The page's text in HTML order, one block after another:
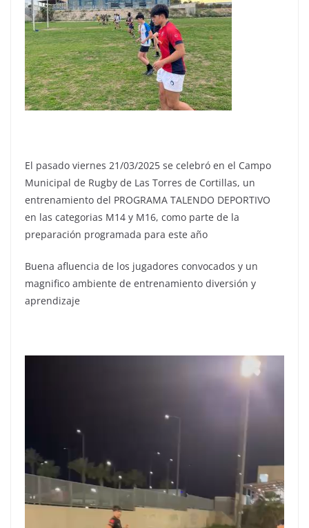
El pasado viernes 21/03/2025 se celebró en el Campo
Municipal de Rugby de Las Torres de Cortillas, un
entrenamiento del PROGRAMA TALENDO DEPORTIVO
en las categorias M14 y M16, como parte de la
preparación programada para este año
Buena afluencia de los jugadores convocados y un
magnifico ambiente de entrenamiento diversión y
aprendizaje